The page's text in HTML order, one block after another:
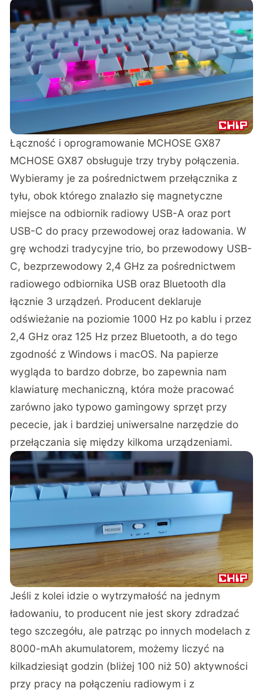
Łączność i oprogramowanie MCHOSE GX87
MCHOSE GX87 obsługuje trzy tryby połączenia.
Wybieramy je za pośrednictwem przełącznika z
tyłu, obok którego znalazło się magnetyczne
miejsce na odbiornik radiowy USB-A oraz port
USB-C do pracy przewodowej oraz ładowania. W
grę wchodzi tradycyjne trio, bo przewodowy USB-
C, bezprzewodowy 2,4 GHz za pośrednictwem
radiowego odbiornika USB oraz Bluetooth dla
łącznie 3 urządzeń. Producent deklaruje
odświeżanie na poziomie 1000 Hz po kablu i przez
2,4 GHz oraz 125 Hz przez Bluetooth, a do tego
zgodność z Windows i macOS. Na papierze
wygląda to bardzo dobrze, bo zapewnia nam
klawiaturę mechaniczną, która może pracować
zarówno jako typowo gamingowy sprzęt przy
pececie, jak i bardziej uniwersalne narzędzie do
przełączania się między kilkoma urządzeniami.
Jeśli z kolei idzie o wytrzymałość na jednym
ładowaniu, to producent nie jest skory zdradzać
tego szczegółu, ale patrząc po innych modelach z
8000-mAh akumulatorem, możemy liczyć na
kilkadziesiąt godzin (bliżej 100 niż 50) aktywności
przy pracy na połączeniu radiowym i z